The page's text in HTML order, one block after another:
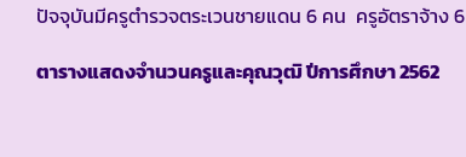
ปัจจุบันมีครูตำรวจตระเวนชายแดน 6 คน ครูอัตราจ้า
ตารางแสดงจำนวนครูและคุณวุฒิ ปีการศึกษา2562